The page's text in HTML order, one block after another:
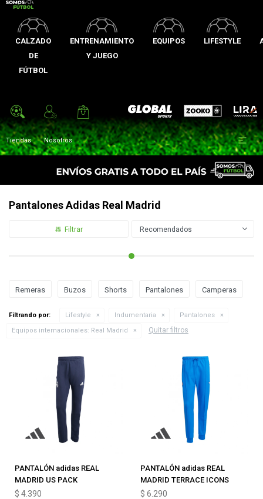
CALZADO
DE
FÚTBOL
ENTRENAMIENTO
Y JUEGO
EQUIPOS LIFESTYLE
Global Sports Zooko Lira
Tiendas Nosotros 
Pantalones Adidas Real Madrid
Recomendados
Remeras Buzos Shorts Pantalones Camperas
Filtrando por: Lifestyle Indumentaria
Pantalones
Equipos internacionales: Real Madrid Quitar filtros
PANTALÓN adidas REAL
MADRID US PACK
$ 4.390
PANTALÓN adidas REAL
MADRID TERRACE ICONS
$ 6.290